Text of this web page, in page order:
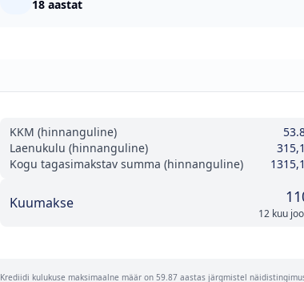
18 aastat
KKM (hinnanguline)
Laenukulu (hinnanguline)
Kogu tagasimakstav summa (hinnanguline)
Kuumakse
12 kuu
Krediidi kulukuse maksimaalne määr on 59.87 aastas järgmistel